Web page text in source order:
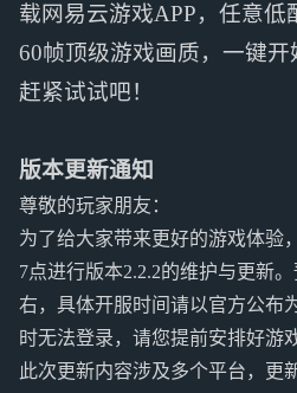
载网易云游戏APP，任意低
60帧顶级游戏画质，一键开
赶紧试试吧！
版本更新通知
尊敬的玩家朋友：
为了给大家带来更好的游戏体验
7点进行版本2.2.2的维护与更新
右，具体开服时间请以官方公布
时无法登录，请您提前安排好游
此次更新内容涉及多个平台，更